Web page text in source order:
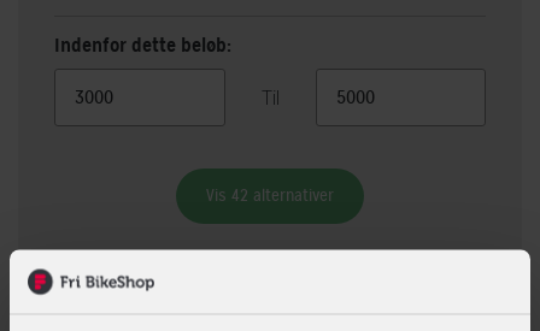
Indenfor dette beløb:
Til
Vis 42 alternativer
Beskrivelse